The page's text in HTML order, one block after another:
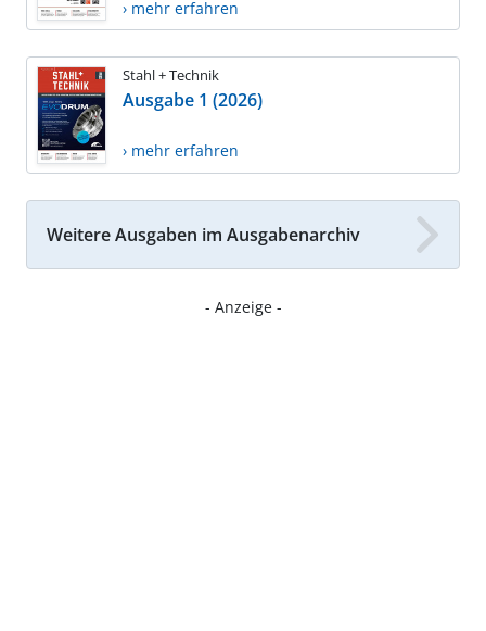
› mehr erfahren
Stahl + Technik
Ausgabe 1 (2026)
› mehr erfahren
Weitere Ausgaben im Ausgabenarchiv
- Anzeige -